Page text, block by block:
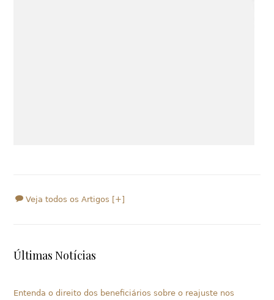
Veja todos os Artigos [+]
Últimas Notícias
Entenda o direito dos beneficiários sobre o reajuste nos